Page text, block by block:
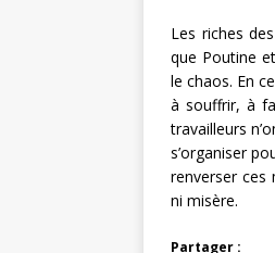
Les riches
que Poutine
le chaos. En
à souffrir, à
travailleurs
s’organiser
renverser ces
ni misère.
Partager :